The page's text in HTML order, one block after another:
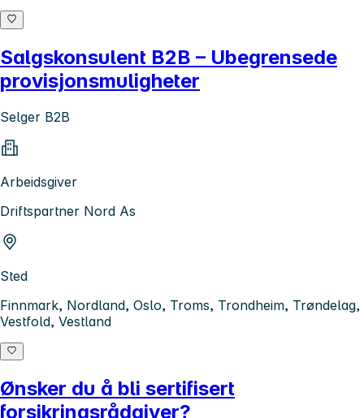
Salgskonsulent B2B – Ubegrensede
provisjonsmuligheter
Selger B2B
Arbeidsgiver
Driftspartner Nord As
Sted
Finnmark, Nordland, Oslo, Troms, Trondheim, Trøndelag,
Vestfold, Vestland
Ønsker du å bli sertifisert
forsikringsrådgiver?